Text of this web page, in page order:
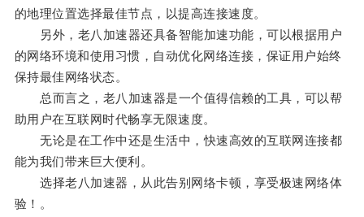
的地理位置选择最佳节点，以提高连接速度。
另外，老八加速器还具备智能加速功能，可以根据用户
的网络环境和使用习惯，自动优化网络连接，保证用户始终
保持最佳网络状态。
总而言之，老八加速器是一个值得信赖的工具，可以帮
助用户在互联网时代畅享无限速度。
无论是在工作中还是生活中，快速高效的互联网连接都
能为我们带来巨大便利。
选择老八加速器，从此告别网络卡顿，享受极速网络体
验！。